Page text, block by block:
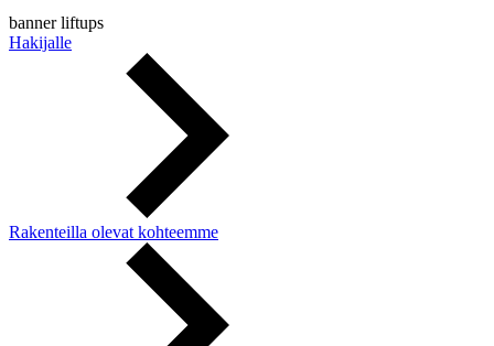
banner liftups
Hakijalle
Rakenteilla olevat kohteemme